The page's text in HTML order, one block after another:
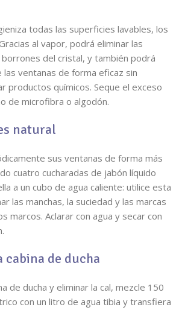
todas las superficies lavables, los
al vapor, podrá eliminar las
borrones del cristal, y también podrá
las ventanas de forma eficaz sin
productos químicos. Seque el exceso
de microfibra o algodón.
natural
sus ventanas de forma más
cuatro cucharadas de jabón líquido
a un cubo de agua caliente: utilice esta
las manchas, la suciedad y las marcas
marcos. Aclarar con agua y secar con
cabina de ducha
de ducha y eliminar la cal, mezcle 150
con un litro de agua tibia y transfiera